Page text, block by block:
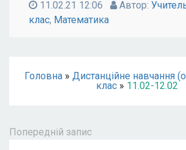
11.02.21 12:06 Автор:
клас, Математика
Головна» Дистанційне навчання
клас » 11.02-12.02
Попередній запис